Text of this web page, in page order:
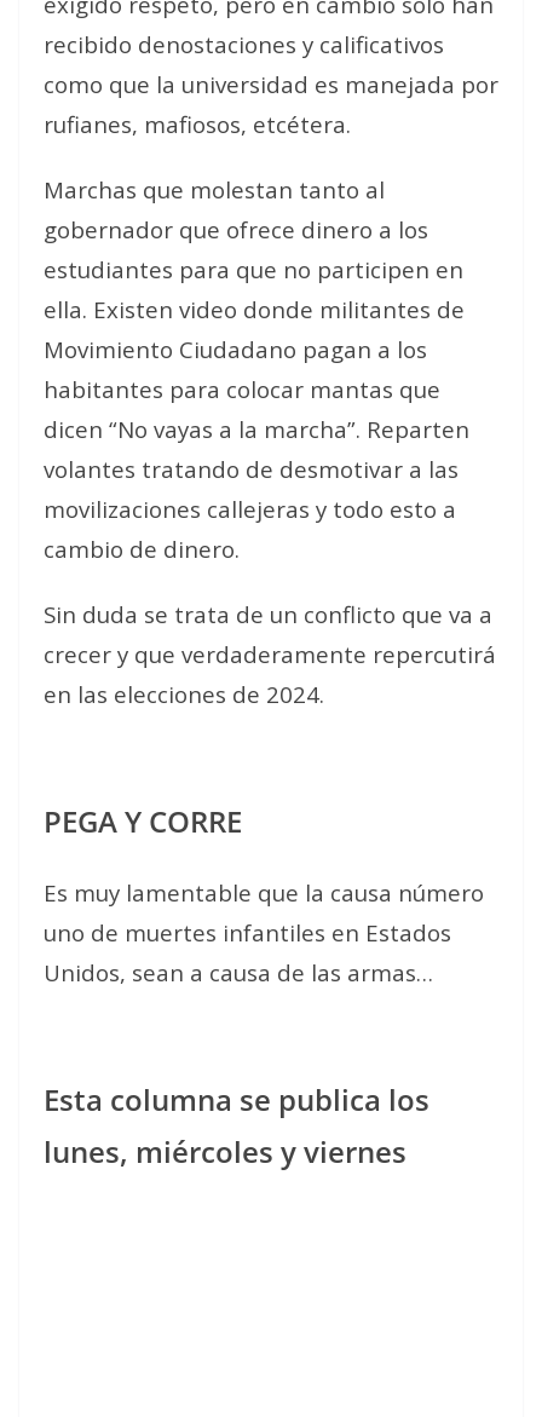
recibido denostaciones y calificativos
como que la universidad es manejada por
rufianes, mafiosos, etcétera.
Marchas que molestan tanto al
gobernador que ofrece dinero a los
estudiantes para que no participen en
ella. Existen video donde militantes de
Movimiento Ciudadano pagan a los
habitantes para colocar mantas que
dicen “No vayas a la marcha”. Reparten
volantes tratando de desmotivar a las
movilizaciones callejeras y todo esto a
cambio de dinero.
Sin duda se trata de un conflicto que va a
crecer y que verdaderamente repercutirá
en las elecciones de 2024.
PEGA Y CORRE
Es muy lamentable que la causa número
uno de muertes infantiles en Estados
Unidos, sean a causa de las armas…
Esta columna se publica los
lunes, miércoles y viernes